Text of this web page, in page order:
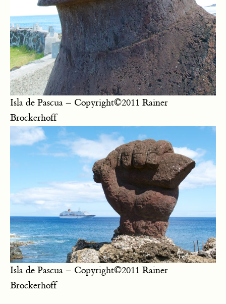
Isla de Pascua – Copyright©2011 Rainer
Brockerhoff
Isla de Pascua – Copyright©2011 Rainer
Brockerhoff